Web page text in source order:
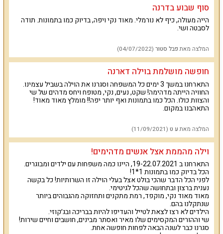
סוף שבוע בדרנה
הייה מעולה, כיף לא נורמלי. מאוד נקי ויפה, בדיוק כמו בתמונות. תודה
לסבטה ושי.
המלצה מאתפבל סטור (04/07/2022)
חופשה מושלמת בוילה דארנה
התארחנו במשך 3 ימים כל המשפחה וסגרנו את הוילה בשביל עצמינו.
החוויה הייתה מדהימה! שקט, נעים, נקי, מטופח ויחס מדהים של שי
והצוות כולו. הכל כמו בתמונות ואף יותר יפה!! מומלץ מאוד מאוד!
התאהבנו במקום.
המלצה מאתע ט (11/09/2021)
וילה מהממת אצל אנשים מדהימים!
התארחנו ב 19-22.07.2021, היינו כמה משפחות עם ילדים ומבוגרים.
הכל בדיוק כמו בתמונות 1*1!
לפני הכל הדבר שהכי בולט אצל בעלי הוילה זו השרותיות! כל בקשה
נענית ברצון ובתחושה שהכל לגיטימי.
מאוד מאוד נקי, מוקפד, רמת מתקנים ותחזוקה מהגבוהים ביותר
שנתקלנו בהם.
הילדים לא רצו לצאת לטייל והעדיפו להיות בבריכה ובג׳קוזי.
שי וההורים המקסימים שלו מאיר ואסתר מבינים, חושבים וחיים שירות!
סגרנו כבר לשנה הבאה לפחות חופשה אחת.